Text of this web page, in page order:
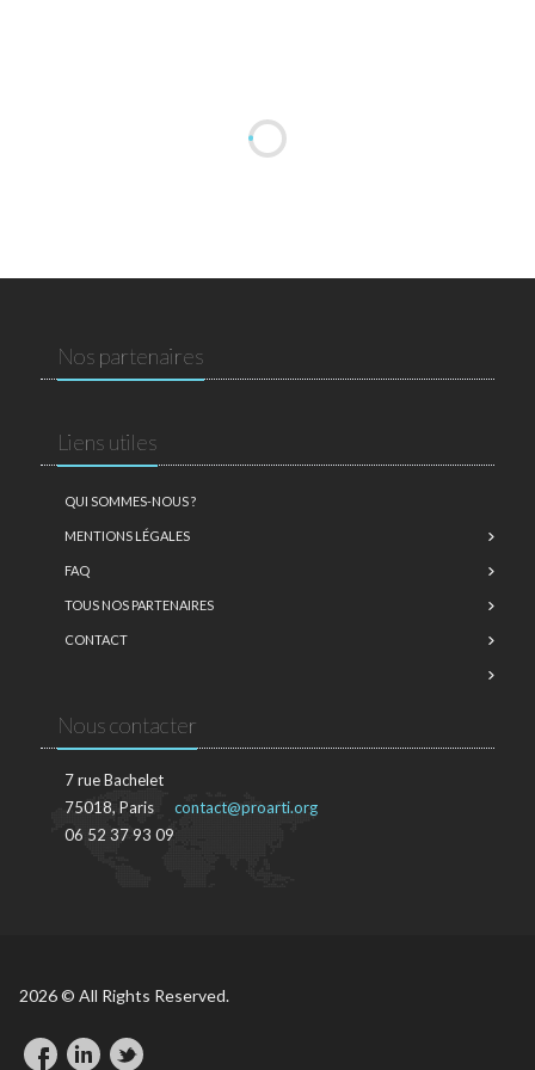
Nos partenaires
Liens utiles
QUI SOMMES-NOUS ?
MENTIONS LÉGALES
FAQ
TOUS NOS PARTENAIRES
CONTACT
Nous contacter
7 rue Bachelet
75018, Paris
06 52 37 93 09
contact@proarti.org
2026 © All Rights Reserved.